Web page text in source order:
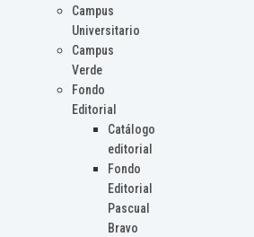
Campus
Universitario
Campus
Verde
Fondo
Editorial
Catálogo
editorial
Fondo
Editorial
Pascual
Bravo